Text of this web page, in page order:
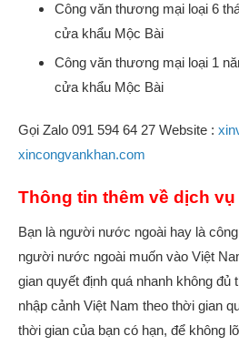
Công văn thương mại loại 6
cửa khẩu Mộc Bài
Công văn thương mại loại 1
cửa khẩu Mộc Bài
Gọi Zalo 091 594 64 27 Website :
xincongvankhan.com
Thông tin thêm về dịch vụ
Bạn là người nước ngoài hay là
người nước ngoài muốn vào Việt
gian quyết định quá nhanh không đủ
nhập cảnh Việt Nam theo thời gian
thời gian của bạn có hạn, để không